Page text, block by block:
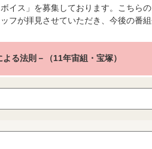
イス」を募集しております。こちら
フが拝見させていただき、今後の番
る法則－（11年宙組・宝塚）